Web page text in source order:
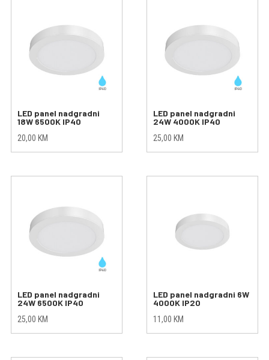
LED panel nadgradni
18W 6500K IP40
20,00 KM
LED panel nadgradni
24W 4000K IP40
25,00 KM
LED panel nadgradni
24W 6500K IP40
25,00 KM
LED panel nadgradni 6W
4000K IP20
11,00 KM